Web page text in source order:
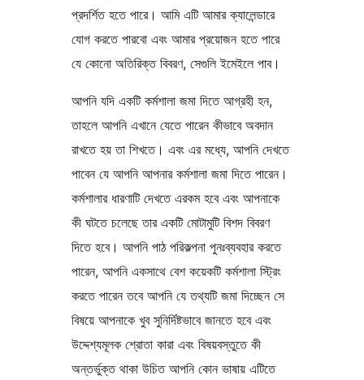
প্রদর্শিত হতে পারে। আমি এটি আমার ক্যালেন্ডারে
যোগ করতে পারবো এবং আমার প্রয়োজন হতে পারে
যে কোনো অতিরিক্ত বিবরণ, সেগুলি ইমেইলে পাব।
আপনি যদি একটি কর্মশালা জমা দিতে আগ্রহী হন,
তাহলে আপনি এখানে যেতে পারেন কীভাবে অবদান
রাখতে হয় তা শিখতে। এবং এর মধ্যে, আপনি দেখতে
পাবেন যে আপনি আপনার কর্মশালা জমা দিতে পারেন।
কর্মশালার ধারণাটি দেখতে এরকম হবে এবং আপনাকে
কী ঘটতে চলেছে তার একটি মোটামুটি বিশদ বিবরণ
দিতে হবে। আপনি পাঠ পরিকল্পনা পুনঃব্যবহার করতে
পারেন, আপনি একসাথে বেশ কয়েকটি কর্মশালা স্ট্রিং
করতে পারেন তবে আপনি যে তথ্যটি জমা দিচ্ছেন সে
বিষয়ে আপনাকে খুব সুনির্দিষ্টভাবে জানতে হবে এবং
উদ্দেশ্যমূলক শ্রোতা কারা এবং বিষয়বস্তুতে কী
অন্তর্ভুক্ত থাকা উচিত আপনি কোন ভাষায় এটিতে